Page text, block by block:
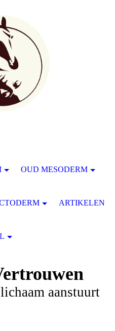
aanstuurt
OUD MESODERM
ARTIKELEN